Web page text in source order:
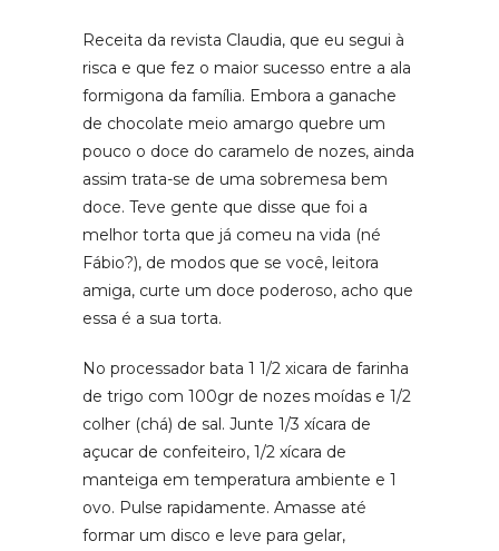
Receita da revista Claudia, que eu segui à
risca e que fez o maior sucesso entre a ala
formigona da família. Embora a ganache
de chocolate meio amargo quebre um
pouco o doce do caramelo de nozes, ainda
assim trata-se de uma sobremesa bem
doce. Teve gente que disse que foi a
melhor torta que já comeu na vida (né
Fábio?), de modos que se você, leitora
amiga, curte um doce poderoso, acho que
essa é a sua torta.
No processador bata 1 1/2 xicara de farinha
de trigo com 100gr de nozes moídas e 1/2
colher (chá) de sal. Junte 1/3 xícara de
açucar de confeiteiro, 1/2 xícara de
manteiga em temperatura ambiente e 1
ovo. Pulse rapidamente. Amasse até
formar um disco e leve para gelar,